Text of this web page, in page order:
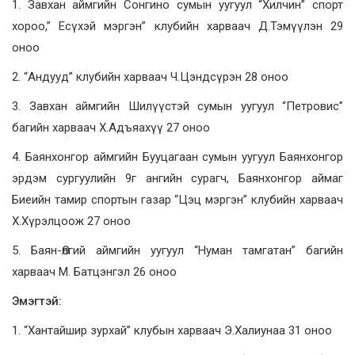
1. Завхан аймгийн Сонгино сумын уугуул “Хилчин” спорт
хороо,” Есүхэй мэргэн” клубийн харваач Д.Тэмүүлэн 29
оноо
2. “Андууд” клубийн харваач Ч.Цэндсүрэн 28 оноо
3. Завхан аймгийн Шилүүстэй сумын уугуул “Петровис”
багийн харваач Х.Адъяахүү 27 оноо
4. Баянхонгор аймгийн Бууцагаан сумын уугуул Баянхонгор
эрдэм сургуулийн 9г ангийн сурагч, Баянхонгор аймаг
Биеийн тамир спортын газар “Цэц мэргэн” клубийн харваач
Х.Хүрэлцоож 27 оноо
5. Баян-Өлгий аймгийн уугуул “Нуман тамгатан” багийн
харваач М. Батцэнгэл 26 оноо
Эмэгтэй:
1. “Хантайшир зурхай” клубын харваач Э.Халиунаа 31 оноо